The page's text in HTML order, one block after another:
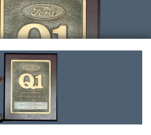
– Что он означает для